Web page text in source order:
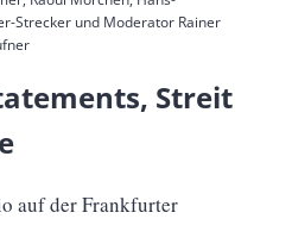
Strecker und Moderator Rainer
Streit
auf der Frankfurter